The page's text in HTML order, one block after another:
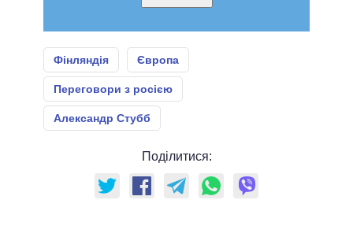
Фінляндія Європа
Переговори з росією
Александр Стубб
Поділитися: